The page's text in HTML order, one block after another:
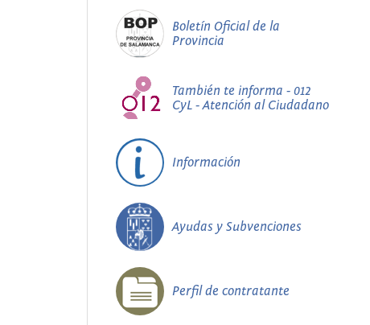
Boletín Oficial de la
Provincia
También te informa - 012
CyL - Atención al Ciudadano
Información
Ayudas y Subvenciones
Perfil de contratante